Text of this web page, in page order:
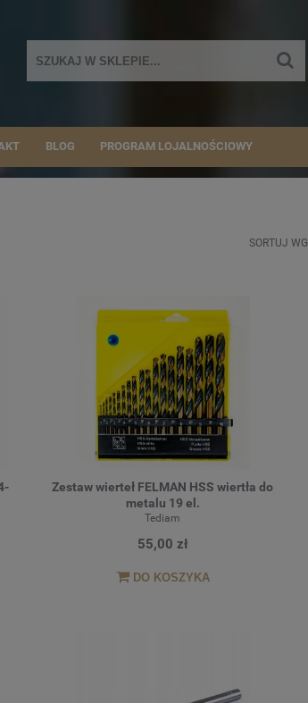
BLOG PROGRAM LOJALNOŚCIOWY
SORTUJ
Zestaw wierteł FELMAN HSS wiertła do
metalu 19 el.
Tediam
55,00 zł
DO KOSZYKA